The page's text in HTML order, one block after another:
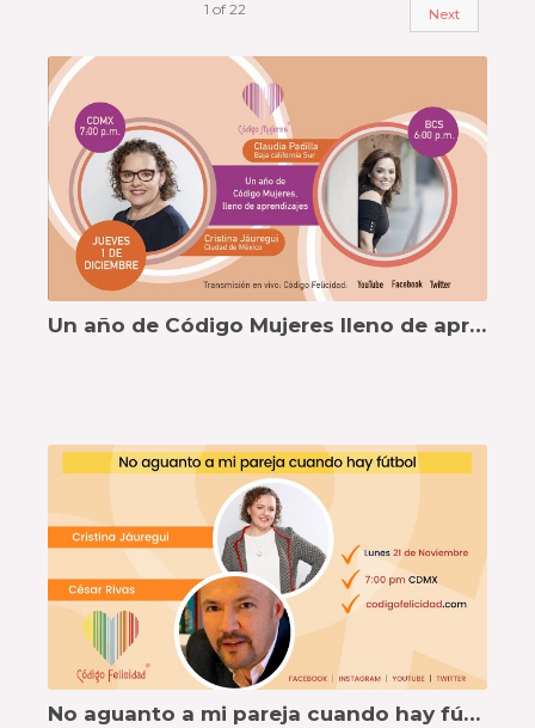
1 of 22 Next
Un año de Código Mujeres lleno de aprendizajes
No aguanto a mi pareja cuando hay fútbol